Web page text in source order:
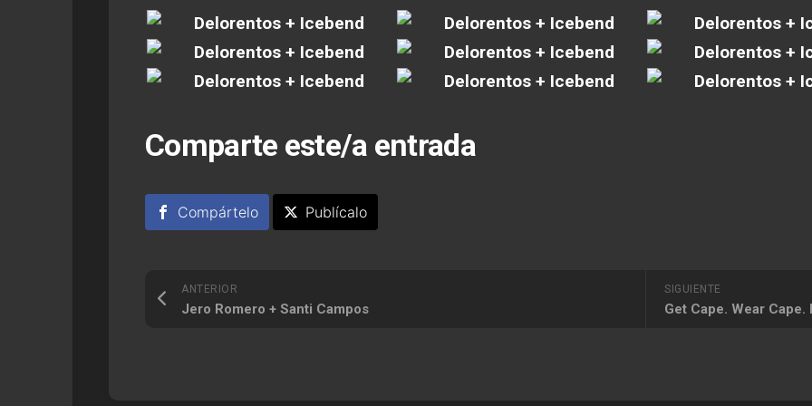
Comparte este/a entrada
Compártelo Publícalo
SIGUIENTE
Get Cape. Wear Cape.
ANTERIOR
Jero Romero + Santi Campos